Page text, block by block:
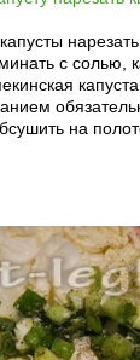
с солью,
на